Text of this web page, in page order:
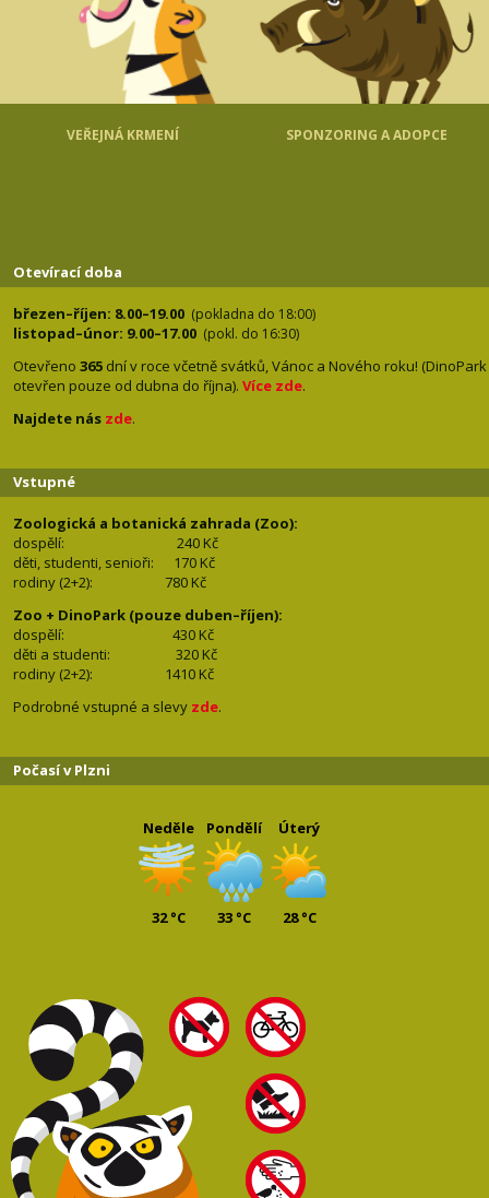
VEŘEJNÁ KRMENÍ SPONZORING A ADOPCE
Otevírací doba
březen–říjen: 8.00–19.00 (pokladna do 18:00)
listopad–únor: 9.00–17.00 (pokl. do 16:30)
Otevřeno 365 dní v roce včetně svátků, Vánoc a Nového roku! (DinoPark
otevřen pouze od dubna do října). Více zde.
Najdete nás zde.
Vstupné
Zoologická a botanická zahrada (Zoo):
dospělí:
240 Kč
děti, studenti, senioři: 170 Kč
rodiny (2+2): 780 Kč
Zoo + DinoPark (pouze duben–říjen):
dospělí: 430 Kč
děti a studenti: 320 Kč
rodiny (2+2): 1410 Kč
Podrobné vstupné a slevy zde.
Počasí v Plzni
Neděle
32 °C
Pondělí
33 °C
Úterý
28 °C